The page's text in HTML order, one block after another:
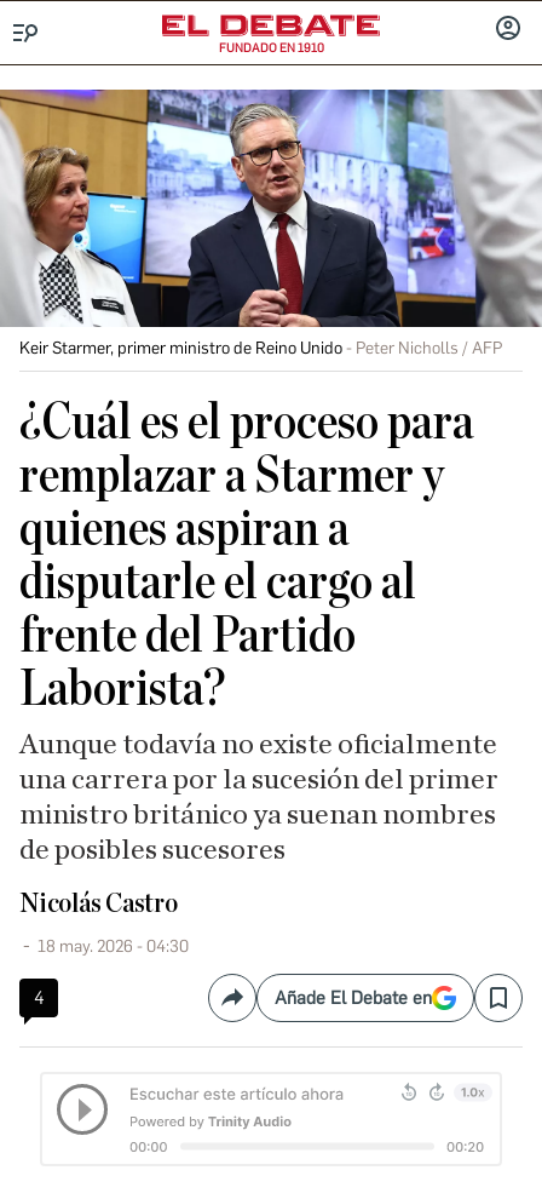
FUNDADO EN 1910
Keir Starmer, primer ministro de Reino Unido Peter Nicholls / AFP
¿Cuál es el proceso para
remplazar a Starmer y
quienes aspiran a
disputarle el cargo al
frente del Partido
Laborista?
Aunque todavía no existe oficialmente
una carrera por la sucesión del primer
ministro británico ya suenan nombres
de posibles sucesores
Nicolás Castro
18 may. 2026 - 04:30
4 CompartirAñade El Debate en Save